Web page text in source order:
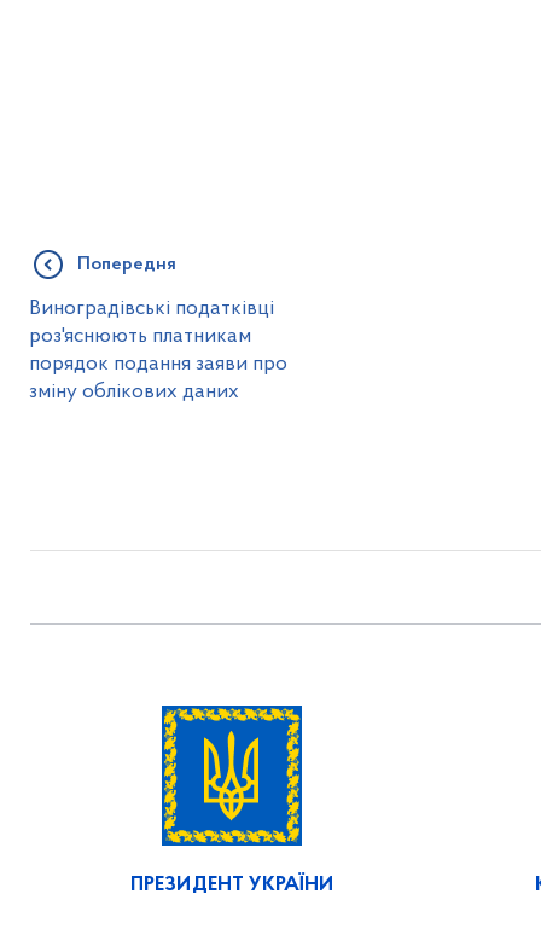
Попередня
Виноградівські податківці
роз'яснюють платникам
порядок подання заяви про
зміну облікових даних
ПРЕЗИДЕНТ УКРАЇНИ